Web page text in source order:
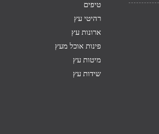
טיפים
רהיטי עץ
ארונות עץ
פינות אוכל מעץ
מיטות עץ
שידות עץ